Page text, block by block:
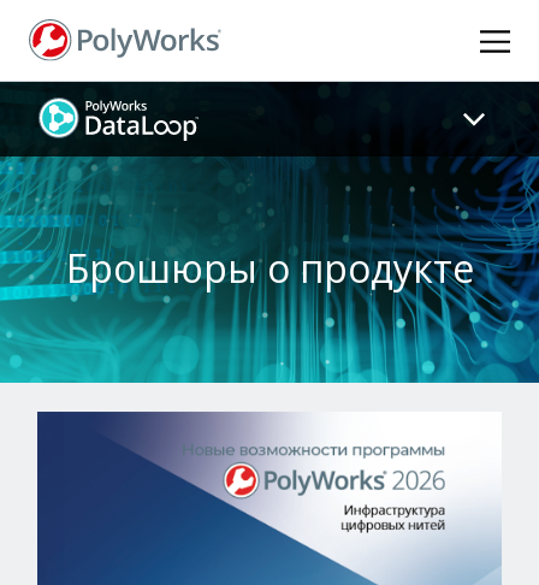
Перейти
содержанию
Брошюры о продукте